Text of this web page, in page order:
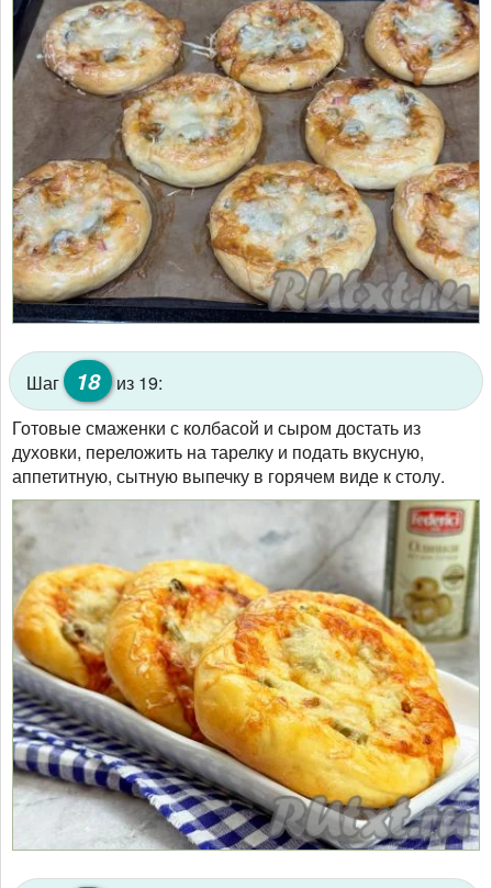
Шаг 18 из 19:
Готовые смаженки с колбасой и сыром достать из
духовки, переложить на тарелку и подать вкусную,
аппетитную, сытную выпечку в горячем виде к столу.